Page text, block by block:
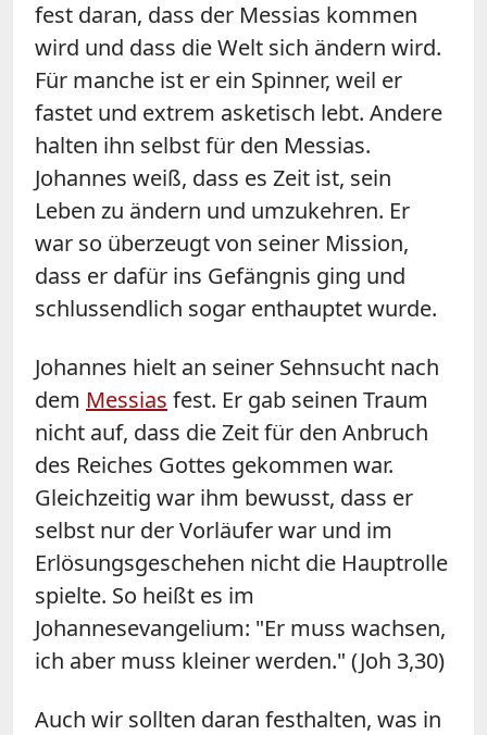
fest daran, dass der Messias kommen
wird und dass die Welt sich ändern wird.
Für manche ist er ein Spinner, weil er
fastet und extrem asketisch lebt. Andere
halten ihn selbst für den Messias.
Johannes weiß, dass es Zeit ist, sein
Leben zu ändern und umzukehren. Er
war so überzeugt von seiner Mission,
dass er dafür ins Gefängnis ging und
schlussendlich sogar enthauptet wurde.
Johannes hielt an seiner Sehnsucht nach
dem Messias fest. Er gab seinen Traum
nicht auf, dass die Zeit für den Anbruch
des Reiches Gottes gekommen war.
Gleichzeitig war ihm bewusst, dass er
selbst nur der Vorläufer war und im
Erlösungsgeschehen nicht die Hauptrolle
spielte. So heißt es im
Johannesevangelium: "Er muss wachsen,
ich aber muss kleiner werden." (Joh 3,30)
Auch wir sollten daran festhalten, was in